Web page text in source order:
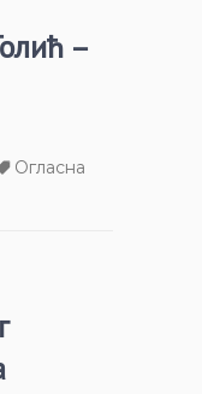
–
Огласна